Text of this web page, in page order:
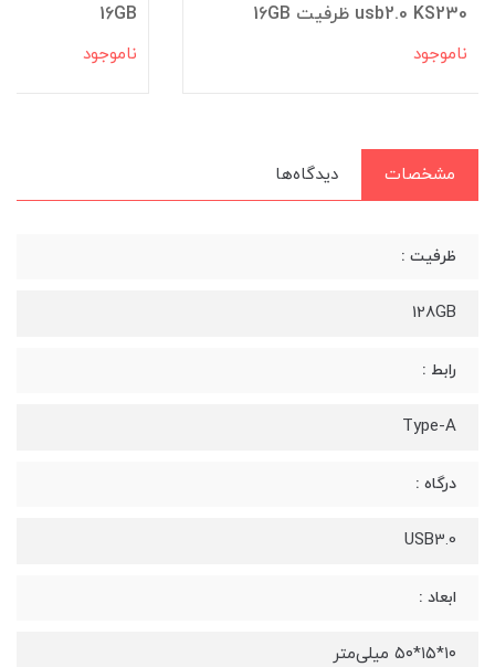
usb2.0 KS230 ظرفیت 16GB
ناموجود
16GB
ناموجود
مشخصات دیدگاه‌ها
ظرفیت :
128GB
رابط :
Type-A
درگاه :
USB3.0
ابعاد :
۱۰*۱۵*۵۰ میلی‌متر